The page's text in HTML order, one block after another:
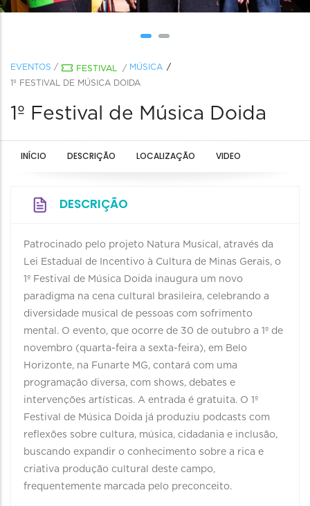
EVENTOS / FESTIVAL / MÚSICA
1º FESTIVAL DE MÚSICA DOIDA
1º Festival de Música Doida
INÍCIO DESCRIÇÃO LOCALIZAÇÃO VIDEO
DESCRIÇÃO
Patrocinado pelo projeto Natura Musical, através da
Lei Estadual de Incentivo à Cultura de Minas Gerais, o
1º Festival de Música Doida inaugura um novo
paradigma na cena cultural brasileira, celebrando a
diversidade musical de pessoas com sofrimento
mental. O evento, que ocorre de 30 de outubro a 1º de
novembro (quarta-feira a sexta-feira), em Belo
Horizonte, na Funarte MG, contará com uma
programação diversa, com shows, debates e
intervenções artísticas. A entrada é gratuita. O 1º
Festival de Música Doida já produziu podcasts com
reflexões sobre cultura, música, cidadania e inclusão,
buscando expandir o conhecimento sobre a rica e
criativa produção cultural deste campo,
frequentemente marcada pelo preconceito.